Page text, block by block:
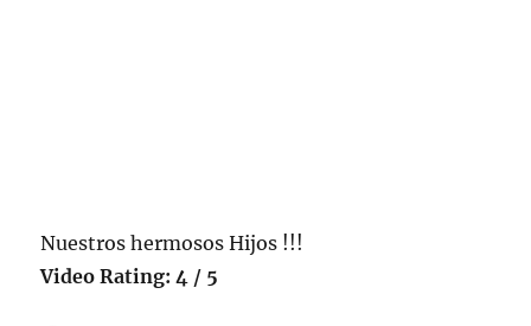
Nuestros hermosos Hijos !!!
Video Rating: 4 / 5